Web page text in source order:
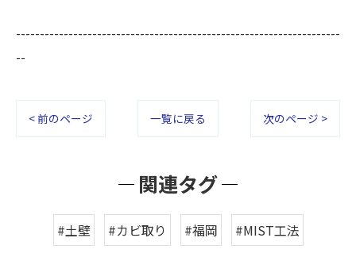
--------------------------------------------------------------------
--
< 前のページ 一覧に戻る 次のページ >
関連タグ
#土壁 #カビ取り #福岡 #MIST工法